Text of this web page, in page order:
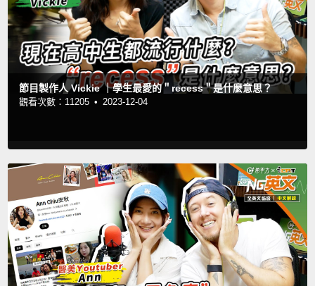
節目製作人 Vickie ｜學生最愛的＂recess＂是什麼意思？
觀看次數：11205 •2023-12-04